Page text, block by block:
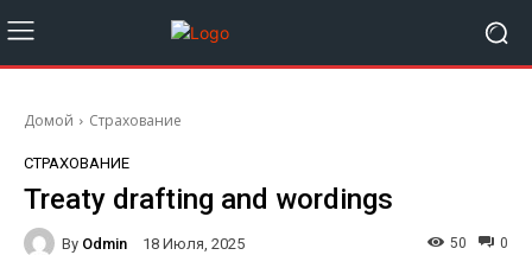
Домой Страхование
СТРАХОВАНИЕ
Treaty drafting and wordings
By Odmin 18 Июля, 2025 0
50